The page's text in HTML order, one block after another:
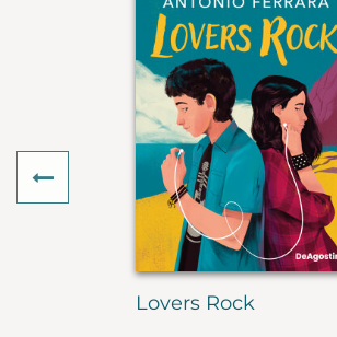
Lovers Rock
Previous